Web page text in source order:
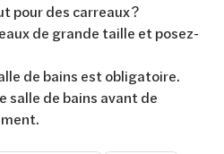
pour des carreaux ?
de grande taille et posez-
de bains est obligatoire.
salle de bains avant de